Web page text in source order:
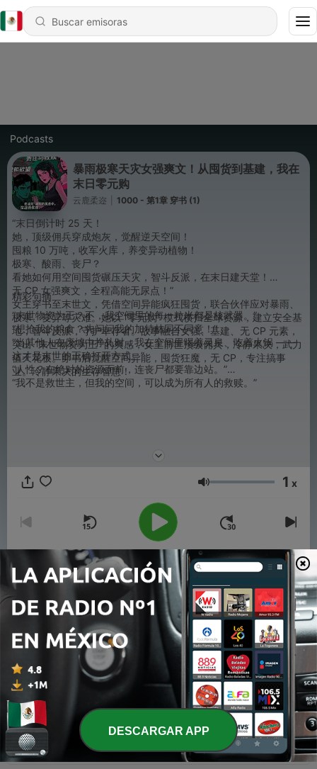
Podcasts
暴雨极寒天灾女强爽文！从囤货到基建，我在
末日零元购
云鹿柔迩 1000 - 第1章 穿书 (1)
“末日倒计时 25 天！
她，顶级佣兵穿成炮灰，觉醒逆天空间！
囤粮 10 万吨，收军火库，养变异动植物！
极寒、酸雨、丧尸？
看她如何用空间囤货碾压天灾，智斗反派，在末日建天堂！
无 CP 女强爽文，全程高能无尿点！”
女主穿书至末世文，凭借空间异能疯狂囤货，联合伙伴应对暴雨、
极寒、变异等灾难。她以 “零元购” 模式横扫全球资源，建立安全基
地，智斗反派，守护幸存者。故事融合女强、基建、无 CP 元素，
突出 “末世物资为王” 的爽感，女主前世顶级佣兵，冷静果决，武力
值天花板。穿书后觉醒空间异能，囤货狂魔，无 CP，专注搞事
业。冷静果决的生存智慧！
精彩句摘
“末世物资为王？不，我空间里的每一粒米都是核武器。”
“想抢我的粮食？先问问我的加特林同不同意！”
“当其他人在废墟中挣扎时，我在空间里喝着灵泉、吃着火锅 ——
这才是末世的正确打开方式。”
“人性？在绝对的资源面前，连丧尸都要靠边站。”
“我不是救世主，但我的空间，可以成为所有人的救赎。”
Volumen 1 x
00:00
Episodios
1000 第1章 穿书 (1)
999 - 第2章 穿书 (2)
22 mar. 2025
998 - 第3章 卖掉股份 (1)
22 mar. 2025
DESCARGAR APP